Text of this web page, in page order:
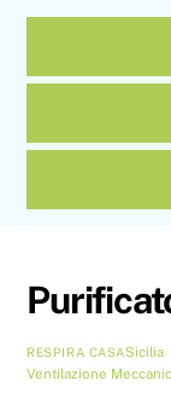
RESPIRA CASASicilia,
Ventilazione